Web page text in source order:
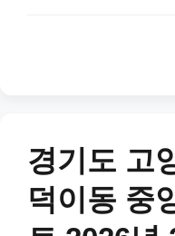
경기도 고
덕이동 중